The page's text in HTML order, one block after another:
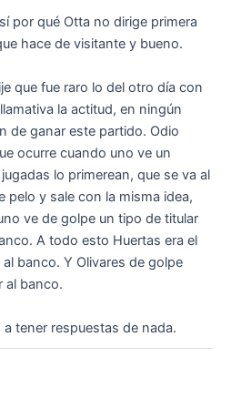
por qué Otta no dirige primera
hace de visitante y bueno.
que fue raro lo del otro día con
la actitud, en ningún
de ganar este partido. Odio
ocurre cuando uno ve un
lo primerean, que se va al
pelo y sale con la misma idea,
ve de golpe un tipo de titular
A todo esto Huertas era el
banco. Y Olivares de golpe
al banco.
tener respuestas de nada.